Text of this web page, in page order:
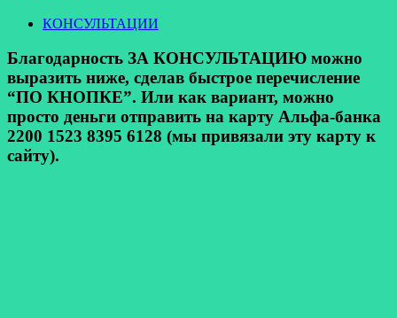
КОНСУЛЬТАЦИИ
Благодарность ЗА КОНСУЛЬТАЦИЮ можно
выразить ниже, сделав быстрое перечисление
“ПО КНОПКЕ”. Или как вариант, можно
просто деньги отправить на карту Альфа-банка
2200 1523 8395 6128 (мы привязали эту карту к
сайту).